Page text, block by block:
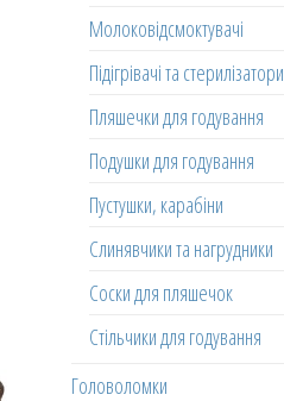
Молоковідсмоктувачі
Підігрівачі та стерилізатори
Пляшечки для годування
Подушки для годування
Пустушки, карабіни
Слинявчики та нагрудники
Соски для пляшечок
Стільчики для годування
Головоломки